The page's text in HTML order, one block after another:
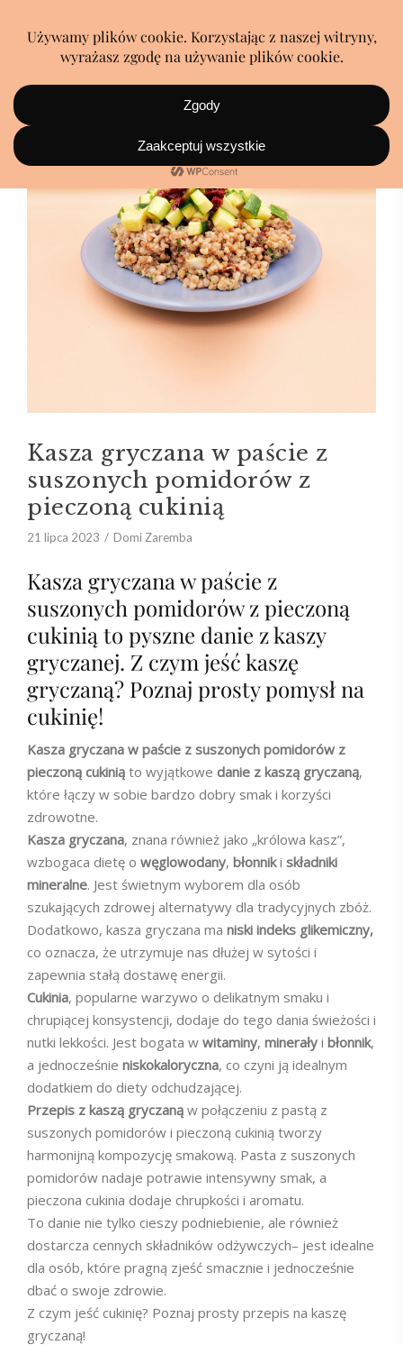
Kasza gryczana w paście z
suszonych pomidorów z
pieczoną cukinią
21 lipca 2023 Domi Zaremba
Kasza gryczana w paście z
suszonych pomidorów z pieczoną
cukinią to pyszne danie z kaszy
gryczanej. Z czym jeść kaszę
gryczaną? Poznaj prosty pomysł na
cukinię!
Kasza gryczana w paście z suszonych pomidorów z
pieczoną cukinią to wyjątkowe danie z kaszą gryczaną,
które łączy w sobie bardzo dobry smak i korzyści
zdrowotne.
Kasza gryczana, znana również jako „królowa kasz”,
wzbogaca dietę o węglowodany, błonniki składniki
mineralne. Jest świetnym wyborem dla osób
szukających zdrowej alternatywy dla tradycyjnych zbóż.
Dodatkowo, kasza gryczana ma niski indeks glikemiczny,
co oznacza, że utrzymuje nas dłużej w sytości i
zapewnia stałą dostawę energii.
Cukinia, popularne warzywo o delikatnym smaku i
chrupiącej konsystencji, dodaje do tego dania świeżości i
nutki lekkości. Jest bogata w witaminy, minerały i błonnik,
a jednocześnie niskokaloryczna, co czyni ją idealnym
dodatkiem do diety odchudzającej.
Przepis z kaszą gryczaną w połączeniu z pastą z
suszonych pomidorów i pieczoną cukinią tworzy
harmonijną kompozycję smakową. Pasta z suszonych
pomidorów nadaje potrawie intensywny smak, a
pieczona cukinia dodaje chrupkości i aromatu.
To danie nie tylko cieszy podniebienie, ale również
dostarcza cennych składników odżywczych– jest idealne
dla osób, które pragną zjeść smacznie i jednocześnie
dbać o swoje zdrowie.
Z czym jeść cukinię? Poznaj prosty przepis na kaszę
gryczaną!